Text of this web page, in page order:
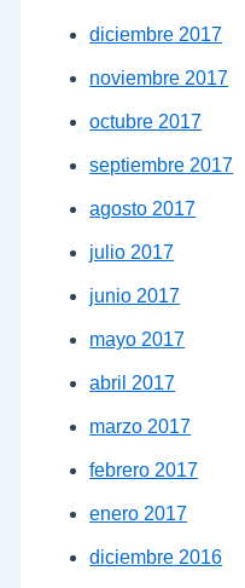
diciembre 2017
noviembre 2017
octubre 2017
septiembre 2017
agosto 2017
julio 2017
junio 2017
mayo 2017
abril 2017
marzo 2017
febrero 2017
enero 2017
diciembre 2016